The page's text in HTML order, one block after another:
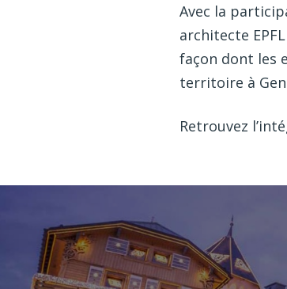
Avec la
architecte
façon dont les
territoire à
Retrouvez